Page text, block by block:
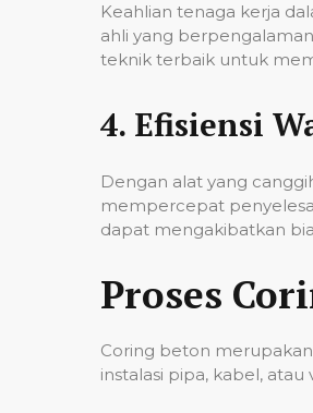
Keahlian tenaga kerja
ahli yang
teknik terbaik untuk
4. Efisiensi
Dengan alat yang
mempercepat
dapat mengakibatkan
Proses
Coring beton
instalasi pipa, kabel,